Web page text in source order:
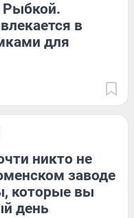
Рыбкой.
в
для
никто не
заводе
которые вы
день